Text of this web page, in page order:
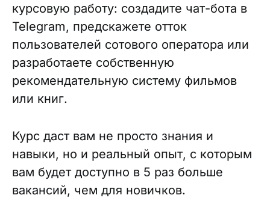
курсовую работу: создадите чат-бота в
Telegram, предскажете отток
пользователей сотового оператора или
разработаете собственную
рекомендательную систему фильмов
или книг.
Курс даст вам не просто знания и
навыки, но и реальный опыт, с которым
вам будет доступно в 5 раз больше
вакансий, чем для новичков.